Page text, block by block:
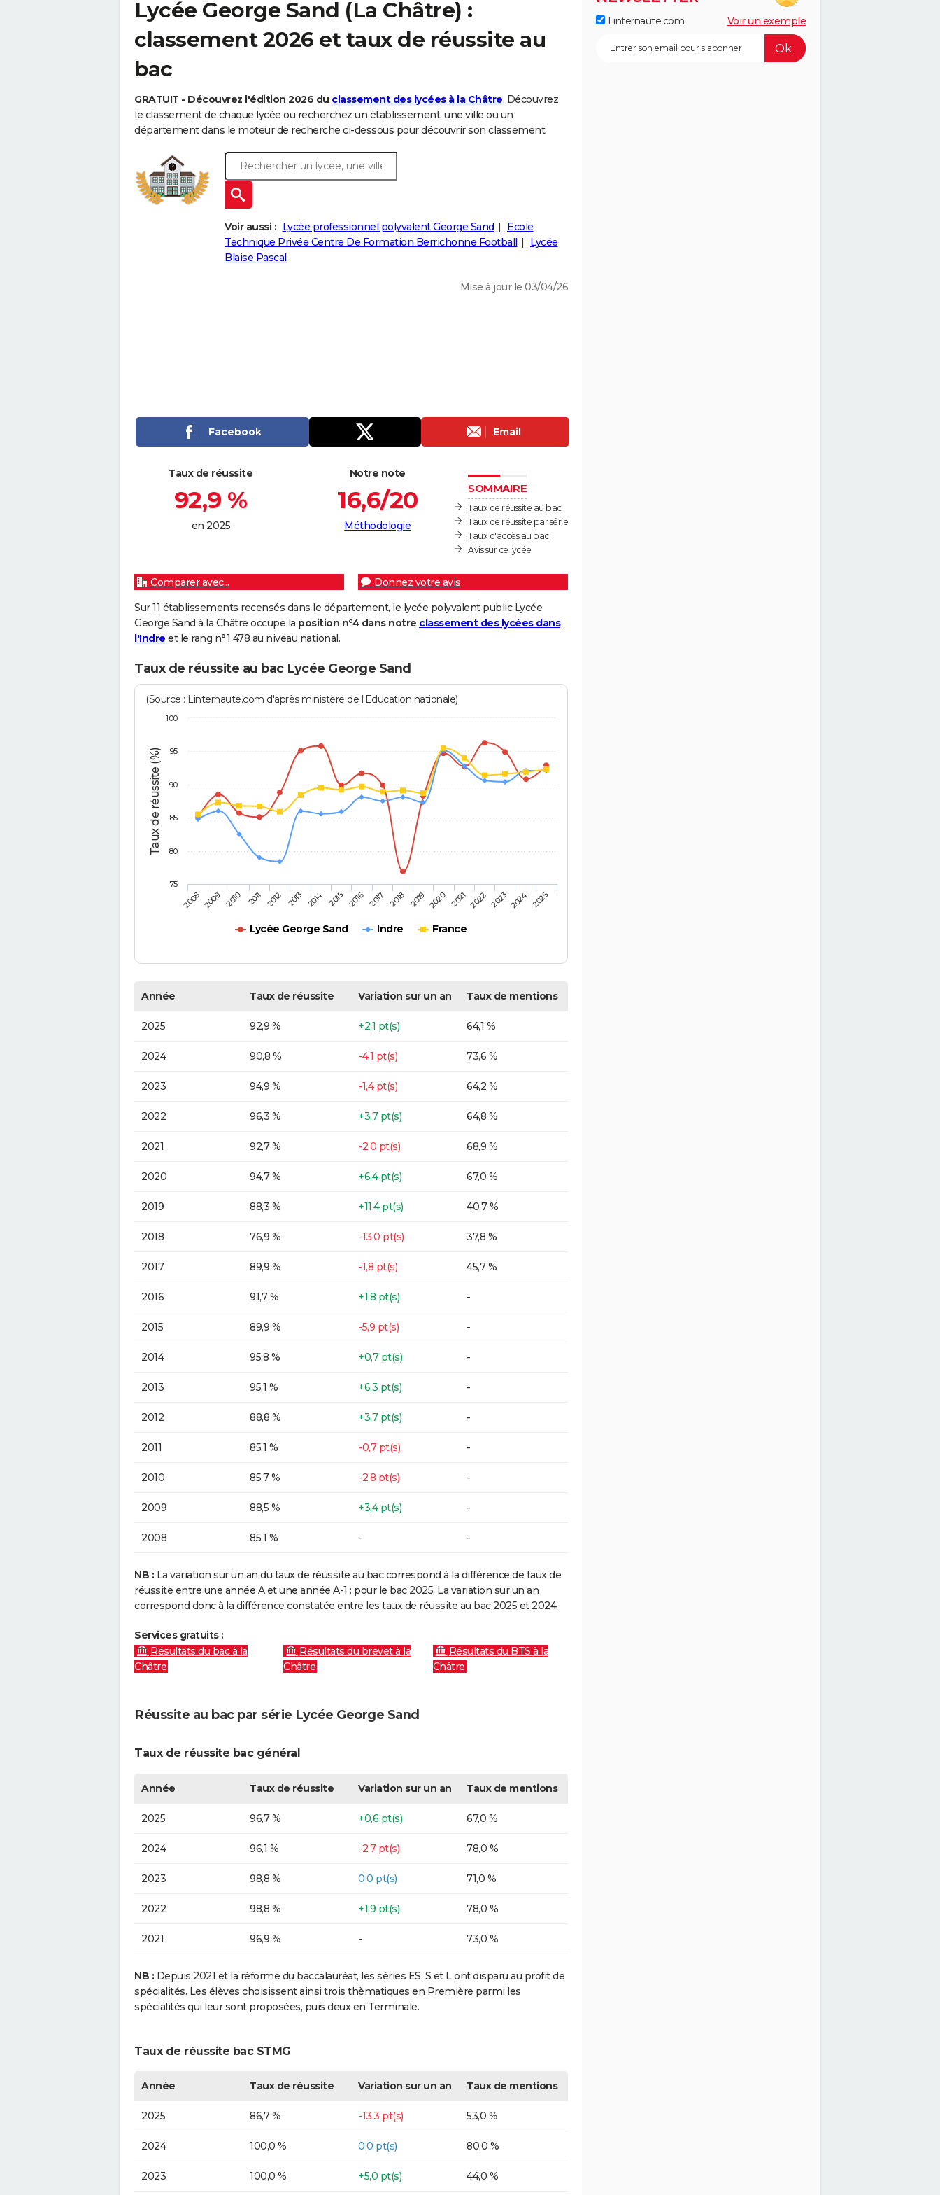
Lycée George Sand (La Châtre) :
classement 2026 et taux de réussite au
bac
GRATUIT - Découvrez l'édition 2026 du classement des lycées à la Châtre. Découvrez
le classement de chaque lycée ou recherchez un établissement, une ville ou un
département dans le moteur de recherche ci-dessous pour découvrir son classement.
Voir aussi : Lycée professionnel polyvalent George Sand
Ecole
Technique Privée Centre De Formation Berrichonne Football
Lycée
Blaise Pascal
Mise à jour le 03/04/26
Facebook Email
SOMMAIRE
Taux de réussite au bac
Taux de réussite par série
Taux d'accès au bac
Avis sur ce lycée
Taux de réussite
92,9 %
en 2025
Notre note
16,6/20
Méthodologie
Comparer avec...
Donnez votre avis
Sur 11 établissements recensés dans le département, le lycée polyvalent public Lycée
George Sand à la Châtre occupe la position n°4 dans notre classement des lycées dans
l'Indre et le rang n°1 478 au niveau national.
Taux de réussite au bac Lycée George Sand
Taux de réussite (%)
(Source : Linternaute.com d'après ministère de l'Education nationale)
Lycée George Sand Indre France
2008 2009 2010 2011 2012 2013 2014 2015 2016 2017 2018 2019 2020 2021 2022 2023 2024 2025
75
80
85
90
95
100
Année Taux de réussite Variation sur un an Taux de mentions
2025 92,9 % +2,1 pt(s) 64,1 %
2024 90,8 % -4,1 pt(s) 73,6 %
2023 94,9 % -1,4 pt(s) 64,2 %
2022 96,3 % +3,7 pt(s) 64,8 %
2021 92,7 % -2,0 pt(s) 68,9 %
2020 94,7 % +6,4 pt(s) 67,0 %
2019 88,3 % +11,4 pt(s) 40,7 %
2018 76,9 % -13,0 pt(s) 37,8 %
2017 89,9 % -1,8 pt(s) 45,7 %
2016 91,7 % +1,8 pt(s) -
2015 89,9 % -5,9 pt(s) -
2014 95,8 % +0,7 pt(s) -
2013 95,1 % +6,3 pt(s) -
2012 88,8 % +3,7 pt(s) -
2011 85,1 % -0,7 pt(s) -
2010 85,7 % -2,8 pt(s) -
2009 88,5 % +3,4 pt(s) -
2008 85,1 % - -
NB : La variation sur un an du taux de réussite au bac correspond à la différence de taux de
réussite entre une année A et une année A-1 : pour le bac 2025, La variation sur un an
correspond donc à la différence constatée entre les taux de réussite au bac 2025 et 2024.
Services gratuits :
Résultats du bac à la
Châtre
Résultats du brevet à la
Châtre
Résultats du BTS à la
Châtre
Réussite au bac par série Lycée George Sand
Taux de réussite bac général
Année Taux de réussite Variation sur un an Taux de mentions
2025 96,7 % +0,6 pt(s) 67,0 %
2024 96,1 % -2,7 pt(s) 78,0 %
2023 98,8 % 0,0 pt(s) 71,0 %
2022 98,8 % +1,9 pt(s) 78,0 %
2021 96,9 % - 73,0 %
NB : Depuis 2021 et la réforme du baccalauréat, les séries ES, S et L ont disparu au profit de
spécialités. Les élèves choisissent ainsi trois thèmatiques en Première parmi les
spécialités qui leur sont proposées, puis deux en Terminale.
Taux de réussite bac STMG
Année Taux de réussite Variation sur un an Taux de mentions
2025 86,7 % -13,3 pt(s) 53,0 %
2024 100,0 % 0,0 pt(s) 80,0 %
2023 100,0 % +5,0 pt(s) 44,0 %
Linternaute.com Voir un exemple